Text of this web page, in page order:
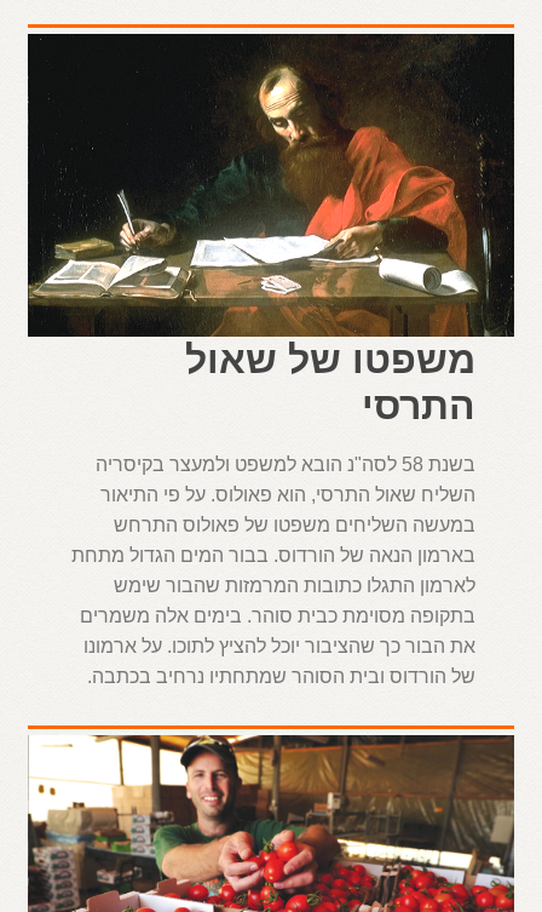
משפטו של שאול
התרסי
בשנת 58 לסה"נ הובא למשפט ולמעצר בקיסריה
השליח שאול התרסי, הוא פאולוס. על פי התיאור
במעשה השליחים משפטו של פאולוס התרחש
בארמון הנאה של הורדוס. בבור המים הגדול מתחת
לארמון התגלו כתובות המרמזות שהבור שימש
בתקופה מסוימת כבית סוהר. בימים אלה משמרים
את הבור כך שהציבור יוכל להציץ לתוכו. על ארמונו
של הורדוס ובית הסוהר שמתחתיו נרחיב בכתבה.